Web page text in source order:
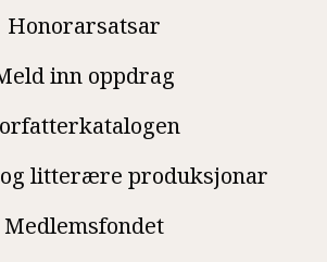
Honorarsatsar
inn oppdrag
litterære produksjonar
Medlemsfondet